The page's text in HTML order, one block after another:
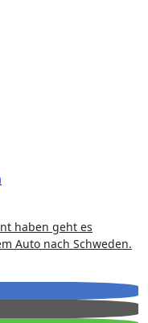
haben geht es
Auto nach Schweden.